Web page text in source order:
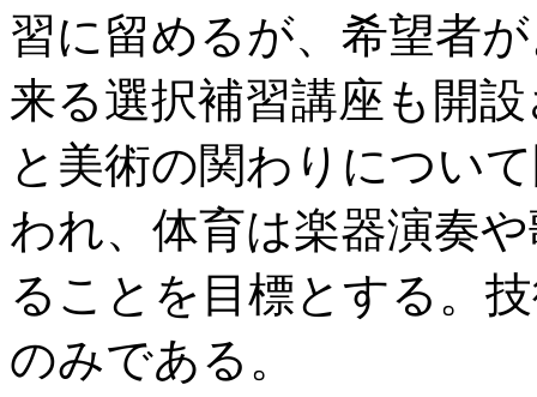
習に留めるが、希望者
来る選択補習講座も開
と美術の関わりについ
われ、体育は楽器演奏
ることを目標とする。
のみである。